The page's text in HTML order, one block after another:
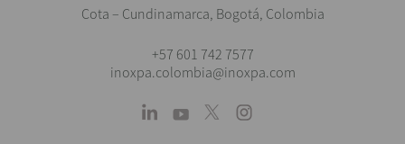
Cota – Cundinamarca, Bogotá, Colombia
+57 601 742 7577
inoxpa.colombia@inoxpa.com